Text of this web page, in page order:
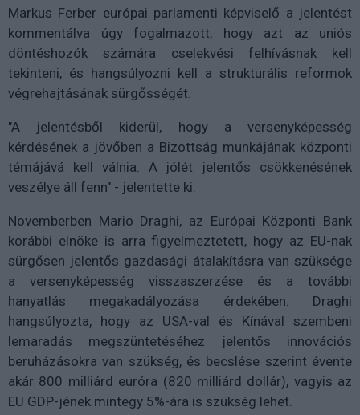
Markus Ferber európai parlamenti képviselő a jelentést
kommentálva úgy fogalmazott, hogy azt az uniós
döntéshozók számára cselekvési felhívásnak kell
tekinteni, és hangsúlyozni kell a strukturális reformok
végrehajtásának sürgősségét.
"A jelentésből kiderül, hogy a versenyképesség
kérdésének a jövőben a Bizottság munkájának központi
témájává kell válnia. A jólét jelentős csökkenésének
veszélye áll fenn" - jelentette ki.
Novemberben Mario Draghi, az Európai Központi Bank
korábbi elnöke is arra figyelmeztetett, hogy az EU-nak
sürgősen jelentős gazdasági átalakításra van szüksége
a versenyképesség visszaszerzése és a további
hanyatlás megakadályozása érdekében. Draghi
hangsúlyozta, hogy az USA-val és Kínával szembeni
lemaradás megszüntetéséhez jelentős innovációs
beruházásokra van szükség, és becslése szerint évente
akár 800 milliárd euróra (820 milliárd dollár), vagyis az
EU GDP-jének mintegy 5%-ára is szükség lehet.